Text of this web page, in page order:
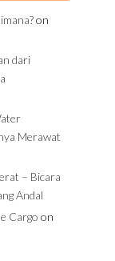
on
dari
Merawat
– Bicara
Andal
Cargo on